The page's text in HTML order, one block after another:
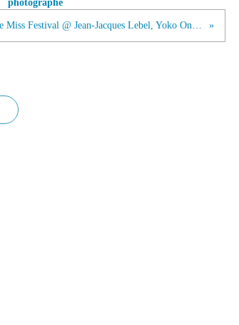
photographe
L'élection de Miss Festival @ Jean-Jacques Lebel, Yoko Ono, Antony Cox. Knotte le Zoute. 1967. Art Press 1996